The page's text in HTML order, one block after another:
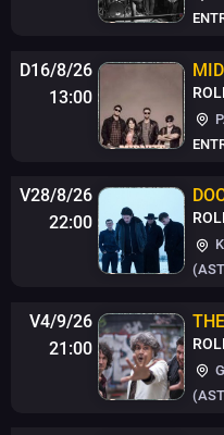
D16/8/26
13:00
V28/8/26
22:00
V4/9/26
21:00